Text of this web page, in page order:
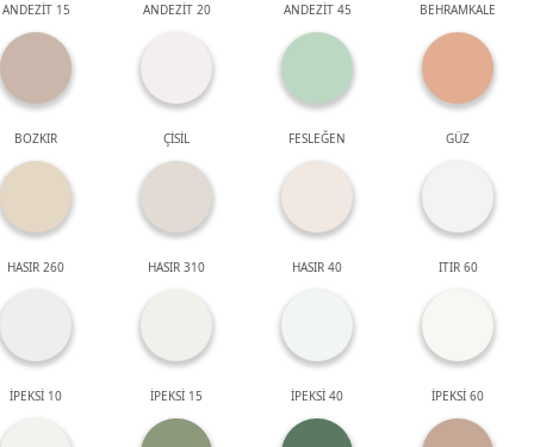
ANDEZİT 15 ANDEZİT 20 ANDEZİT 45 BEHRAMKALE
BOZKIR ÇİSİL FESLEĞEN GÜZ
HASIR 260 HASIR 310 HASIR 40 ITIR 60
İPEKSİ 10 İPEKSİ 15 İPEKSİ 40 İPEKSİ 60